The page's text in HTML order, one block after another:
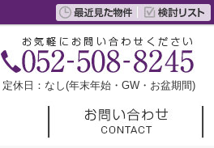
定休日：なし(年末年始・GW・お盆期間)